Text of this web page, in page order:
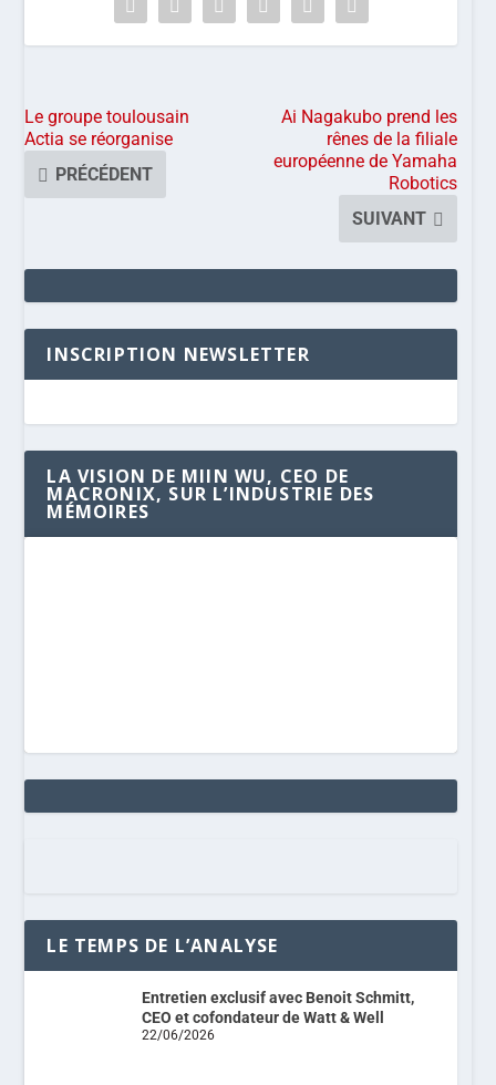
Le groupe toulousain
Actia se réorganise
PRÉCÉDENT
Ai Nagakubo prend les
rênes de la filiale
européenne de Yamaha
Robotics
SUIVANT
INSCRIPTION NEWSLETTER
LA VISION DE MIIN WU, CEO DE
MACRONIX, SUR L’INDUSTRIE DES
MÉMOIRES
LE TEMPS DE L’ANALYSE
Entretien exclusif avec Benoit Schmitt,
CEO et cofondateur de Watt & Well
22/06/2026